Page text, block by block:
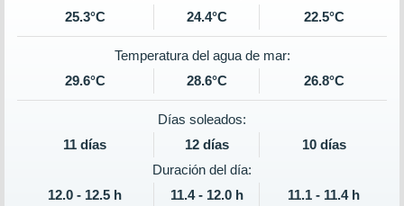
25.3°C
24.4°C 22.5°C
Temperatura del agua de mar:
29.6°C
28.6°C 26.8°C
Días soleados:
11 días
12 días
10 días
Duración del día:
12.0 - 12.5 h
11.4 - 12.0 h 11.1 - 11.4 h